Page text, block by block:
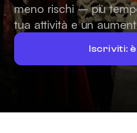
meno rischi – più
tua attività e un
Iscriviti: